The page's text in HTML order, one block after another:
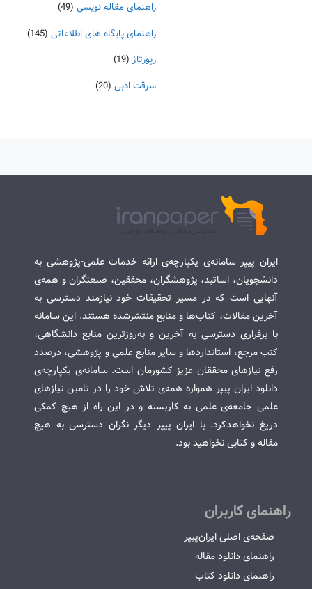
راهنمای مقاله نویسی (49)
راهنمای پایگاه های اطلاعاتی (145)
رپورتاژ (19)
سرقت ادبی (20)
ایران پیپر سامانه‌ی یکپارچه‌ی ارائه خدمات علمی-پژوهشی به
دانشجویان، اساتید، پژوهشگران، محققین، صنعتگران و همه‌ی
آنهایی است که در مسیر تحقیقات خود نیازمند دسترسی به
آخرین مقالات، کتاب‌ها و منابع منتشرشده هستند. این سامانه
با برقراری دسترسی به آخرین و به‌روزترین منابع دانشگاهی،
کتب مرجع، استانداردها و سایر منابع علمی و پژوهشی، درصدد
رفع نیازهای محققان عزیز کشورمان است. سامانه‌ی یکپارچه‌ی
دانلود ایران پیپر همواره همه‌ی تلاش خود را در تامین نیازهای
علمی جامعه‌ی علمی به کاربسته و در این راه از هیچ کمکی
دریغ نخواهدکرد. با ایران پیپر دیگر نگران دسترسی به هیچ
مقاله و کتابی نخواهید بود.
راهنمای کاربران
صفحه‌ی اصلی ایران‌پیپر
راهنمای دانلود مقاله
راهنمای دانلود کتاب